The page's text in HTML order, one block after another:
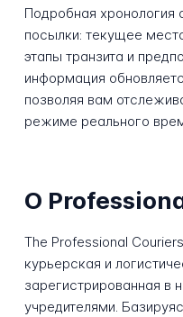
Подробная
посылки: текущее
этапы транзита и
информация
позволяя вам
режиме реального
О
The Professional
курьерская и
зарегистрированная в
учредителями.